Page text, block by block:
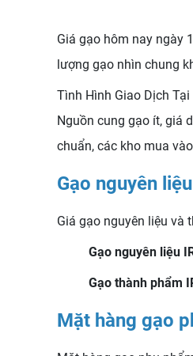
Giá gạo hôm nay ngày
lượng gạo nhìn chung
Tình Hình Giao Dịch
Nguồn cung gạo ít, giá
chuẩn, các kho mua
Gạo nguyên
Giá gạo nguyên liệu và
Gạo nguyên liệu
Gạo thành phẩm
Mặt hàng gạo